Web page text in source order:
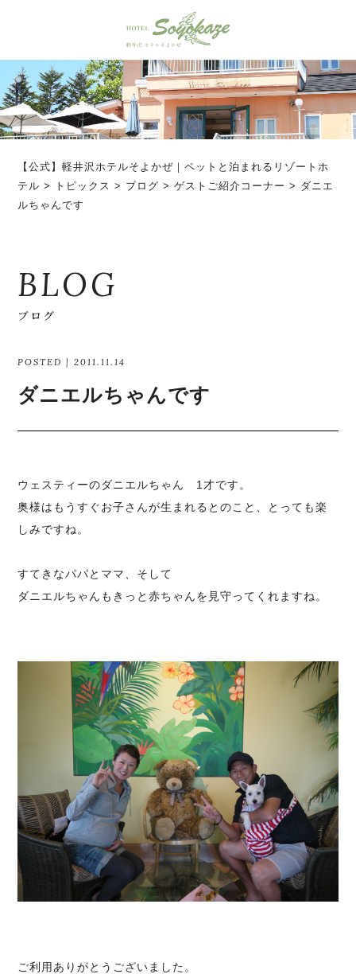
【公式】軽井沢ホテルそよかぜ｜ペットと泊まれるリゾートホ
テル > トピックス > ブログ >ゲストご紹介コーナー > ダニエ
ルちゃんです
BLOG
ブログ
POSTED | 2011.11.14
ダニエルちゃんです
ウェスティーのダニエルちゃん 1才です。
奥様はもうすぐお子さんが生まれるとのこと、とっても楽
しみですね。
すてきなパパとママ、そして
ダニエルちゃんもきっと赤ちゃんを見守ってくれますね。
ご利用ありがとうございました。